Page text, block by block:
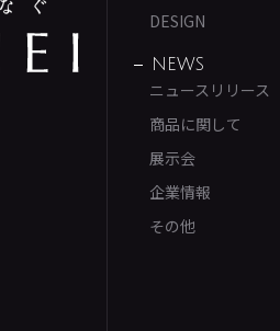
DESIGN
NEWS
ニュースリリース
商品に関して
展示会
企業情報
その他